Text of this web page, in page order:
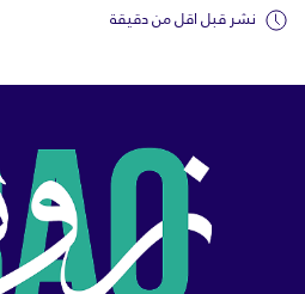
نشر قبل اقل من دقيقة